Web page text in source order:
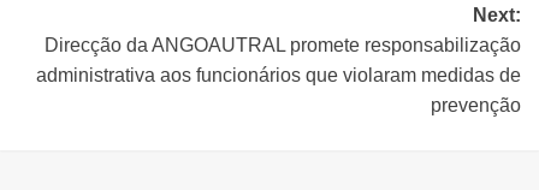
Next:
Direcção da ANGOAUTRAL promete responsabilização
administrativa aos funcionários que violaram medidas de
prevenção